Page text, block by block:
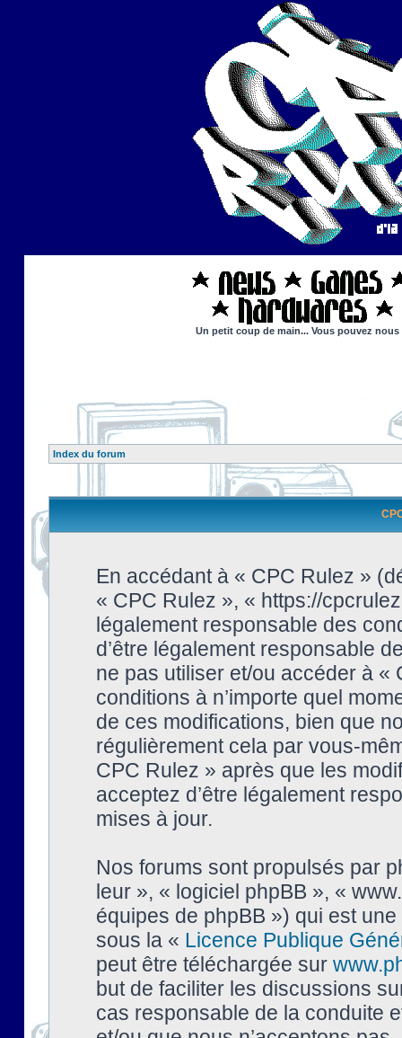
Un petit coup de main... Vous pouvez
Index du forum
En accédant à « CPC Rulez »
« CPC Rulez », « https://
légalement responsable des
d’être légalement responsable
ne pas utiliser et/ou accéder à
conditions à n’importe quel
de ces modifications, bien que
régulièrement cela par vous-
CPC Rulez » après que les
acceptez d’être légalement
mises à jour.
Nos forums sont propulsés par
leur », « logiciel phpBB », «
équipes de phpBB ») qui est
sous la « Licence Publique
peut être téléchargée sur
but de faciliter les discussions
cas responsable de la conduite